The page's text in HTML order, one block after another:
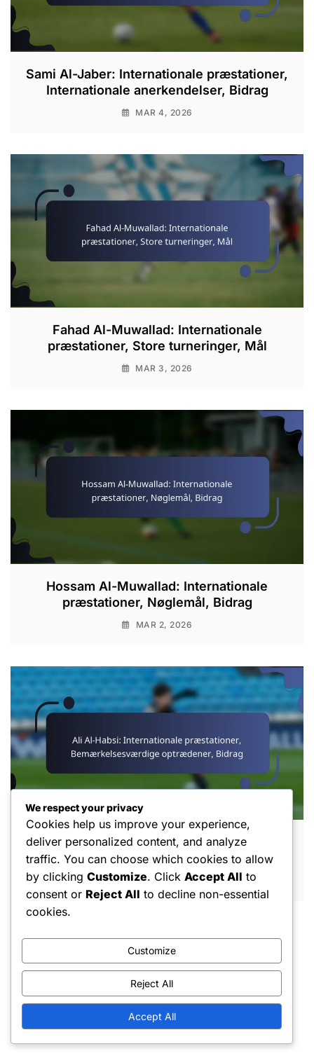
Sami Al-Jaber: Internationale præstationer,
Internationale anerkendelser, Bidrag
MAR 4, 2026
Fahad Al-Muwallad: Internationale
præstationer, Store turneringer, Mål
MAR 3, 2026
Hossam Al-Muwallad: Internationale
præstationer, Nøglemål, Bidrag
MAR 2, 2026
Ali Al-Habsi: Internationale præstationer,
Bemærkelsesværdige optrædener, Bidrag
FEB 26, 2026
Juridisk
We respect your privacy
Cookies help us improve your experience,
deliver personalized content, and analyze
traffic. You can choose which cookies to allow
by clicking Customize. Click Accept All to
consent or Reject All to decline non-essential
cookies.
Customize
Reject All
Accept All